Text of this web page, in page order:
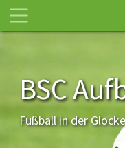
BSC
Fußball in der